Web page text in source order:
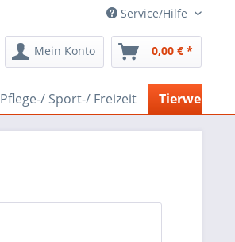
Service/Hilfe
Mein Konto 0,00 € *
Pflege-/ Sport-/ Freizeit Tierwelt